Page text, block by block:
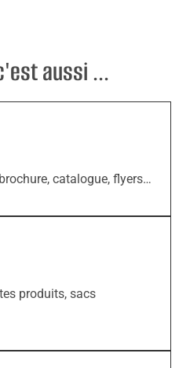
aussi ...
catalogue, flyers…
produits, sacs